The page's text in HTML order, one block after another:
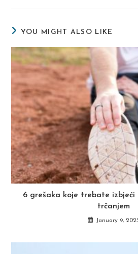
YOU MIGHT ALSO LIKE
6 grešaka koje trebate izbjeći
trčanjem
January 9,